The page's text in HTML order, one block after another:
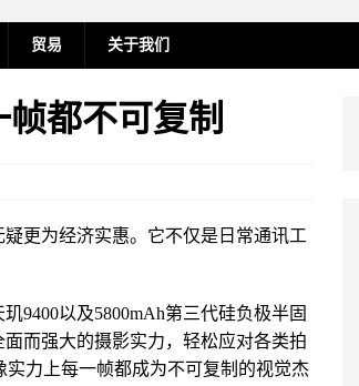
贸易 关于我们
都不可复制
更为经济实惠。它不仅是日常通讯工
9400以及5800mAh第三代硅负极半固
而强大的摄影实力，轻松应对各类拍
力上每一帧都成为不可复制的视觉杰